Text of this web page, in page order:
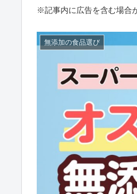
※記事内に広告を含む場合
無添加の食品選び